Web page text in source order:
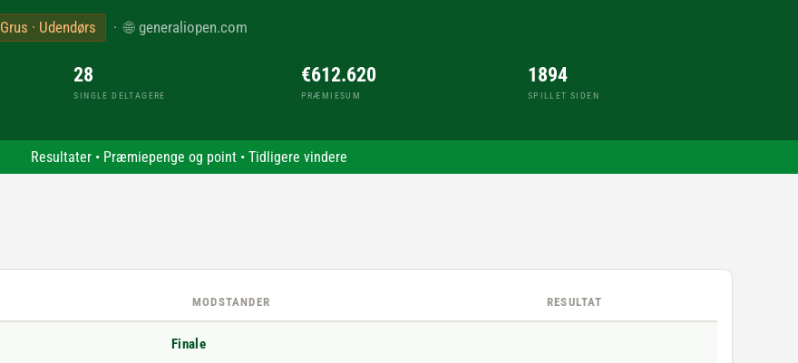
Grus · Udendørs ·🌐 generaliopen.com
28
SINGLE DELTAGERE
€612.620
PRÆMIESUM
1894
SPILLET SIDEN
Resultater• Præmiepenge og point• Tidligere vindere
MODSTANDER RESULTAT
Finale